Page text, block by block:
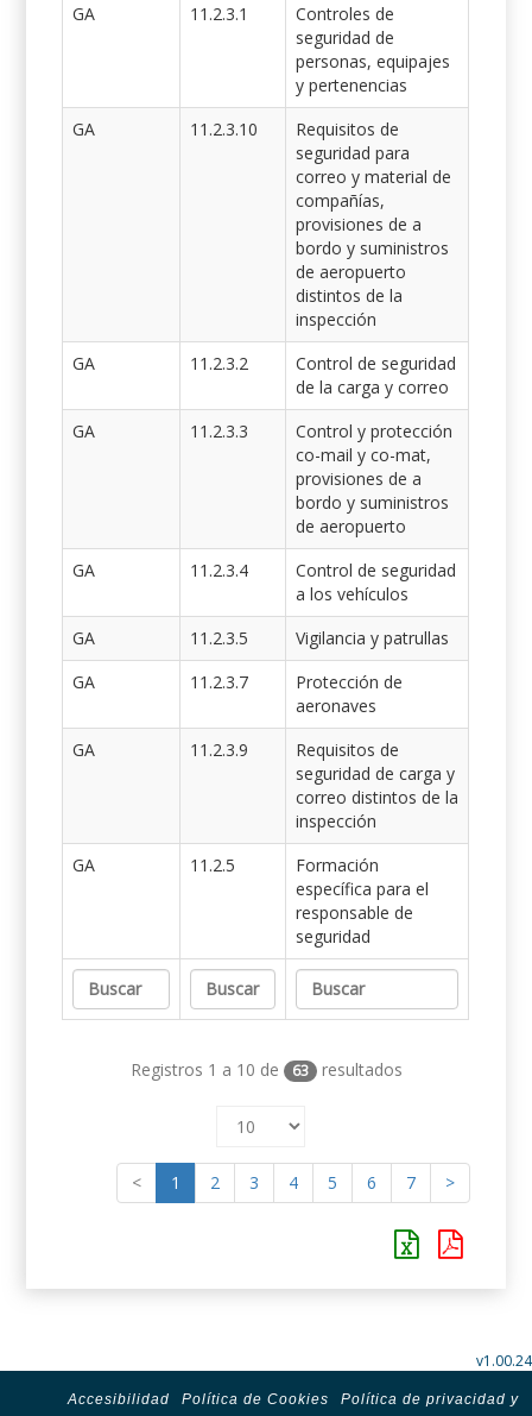
GA
11.2.3.1
Controles de
seguridad de
personas, equipajes
y pertenencias
GA
11.2.3.10
Requisitos de
seguridad para
correo y material de
compañías,
provisiones de a
bordo y suministros
de aeropuerto
distintos de la
inspección
GA
11.2.3.2
Control de seguridad
de la carga y correo
GA
11.2.3.3
Control y protección
co-mail y co-mat,
provisiones de a
bordo y suministros
de aeropuerto
GA
11.2.3.4
Control de seguridad
a los vehículos
GA
11.2.3.5
Vigilancia y patrullas
GA
11.2.3.7
Protección de
aeronaves
GA
11.2.3.9
Requisitos de
seguridad de carga y
correo distintos de la
inspección
GA
11.2.5
Formación
específica para el
responsable de
seguridad
Registros 1 a 10 de 63 resultados
< 1 2 3 4 5 6 7 >
v1.00.24
Accesibilidad Política de Cookies
Política de privacidad y